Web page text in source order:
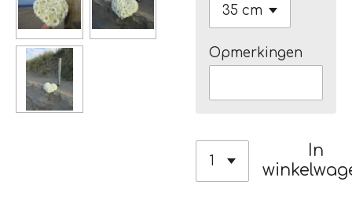
Opmerkingen
In